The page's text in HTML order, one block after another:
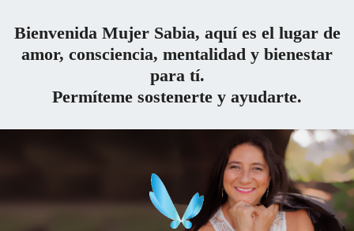
Bienvenida Mujer Sabia, aquí es el lugar de
amor, consciencia, mentalidad y bienestar
para tí.
Permíteme sostenerte y ayudarte.